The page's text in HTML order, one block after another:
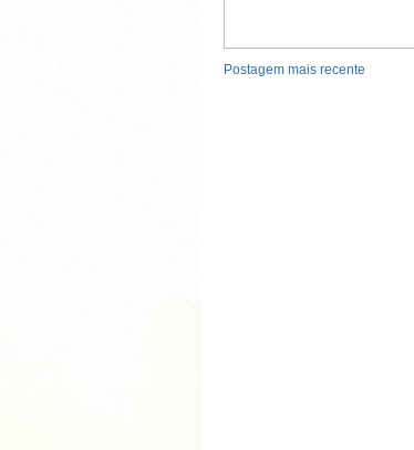
Postagem mais recente